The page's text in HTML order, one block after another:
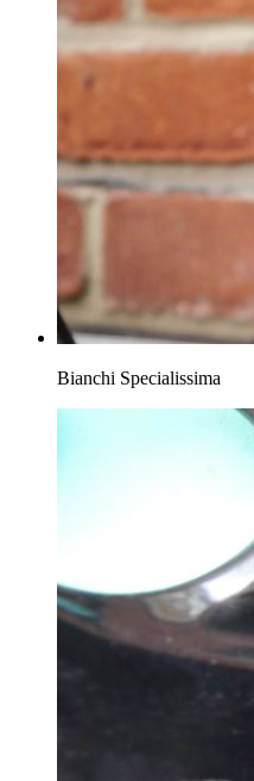
Bianchi Specialissima